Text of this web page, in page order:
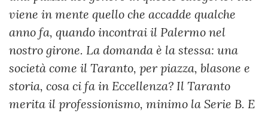
viene in mente quello che accadde qualche
anno fa, quando incontrai il Palermo nel
nostro girone. La domanda è la stessa: una
società come il Taranto, per piazza, blasone e
storia, cosa ci fa in Eccellenza? Il Taranto
merita il professionismo, minimo la Serie B. E